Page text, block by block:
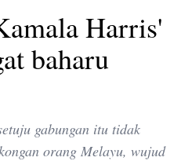
Harris'
baharu
gabungan itu tidak
orang Melayu, wujud